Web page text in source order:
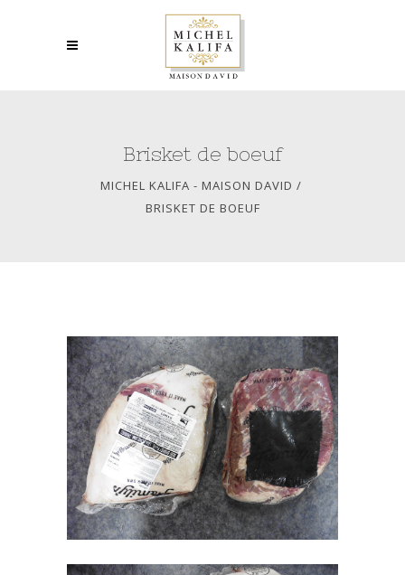
Brisket de boeuf
MICHEL KALIFA - MAISON DAVID /
BRISKET DE BOEUF